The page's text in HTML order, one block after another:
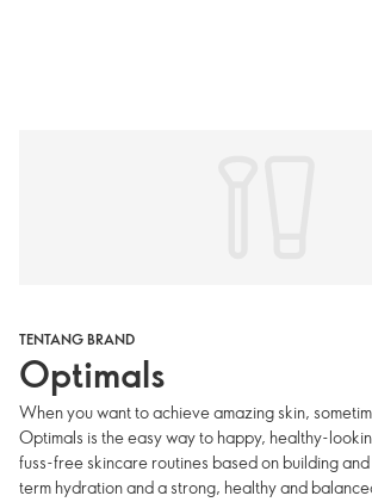
TENTANG BRAND
Optimals
When you want to achieve amazing skin,
Optimals is the easy way to happy, healthy-
fuss-free skincare routines based on building
term hydration and a strong, healthy and